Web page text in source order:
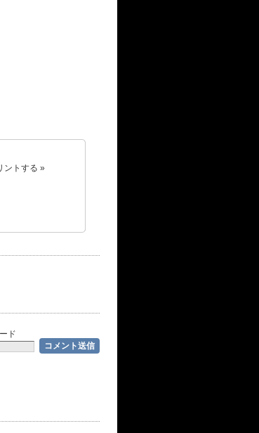
ントする »
ド